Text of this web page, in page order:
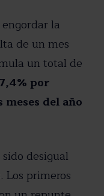
la
de un mes
un total de
por
del año
desigual
. Los primeros